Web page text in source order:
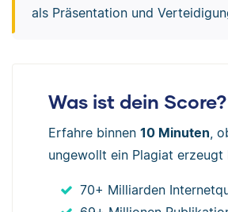
als Präsentation und
Was ist dein Score?
Erfahre binnen 10 Minuten,
ungewollt ein Plagiat erzeugt
70+ Milliarden